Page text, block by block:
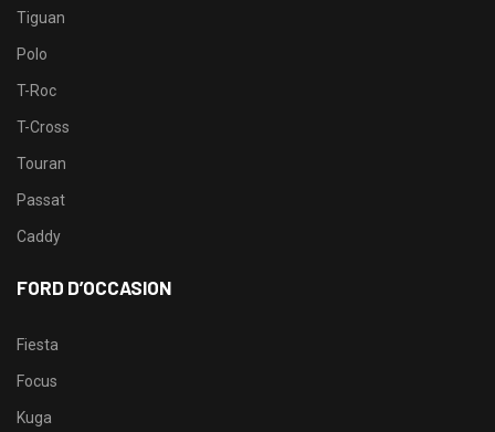
Tiguan
Polo
T-Roc
T-Cross
Touran
Passat
Caddy
FORD D’OCCASION
Fiesta
Focus
Kuga